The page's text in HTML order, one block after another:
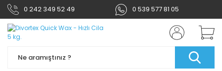
0 242 349 52 49 0 539 577 81 05